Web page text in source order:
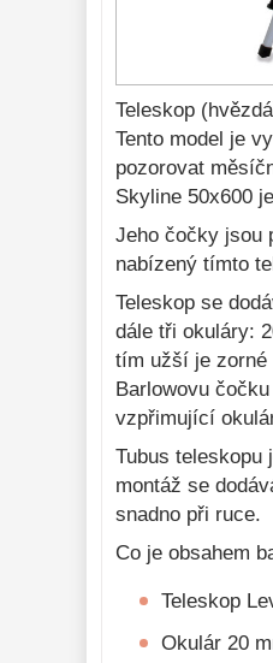
Zrkadielka a
hranoly
61
Astrofotografia
Komponenty 78
Binokulárne 286
Diaľkomery a
videnie
Monokulárne 49
Mikroskopy
Meteostanice
Foto stativy 10
Darčekové
poukazy
28
Teleskop
Tento model je
pozorovat
Skyline 50х600
Jeho čočky jsou
nabízený tímto
Teleskop se
dále tři okuláry:
tím užší je zorné
Barlowovu
vzpřimující
Tubus
montáž se
snadno při ruce.
Co je obsahem
Teleskop
Okulár 20